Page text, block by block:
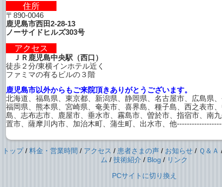
住所
〒890-0046
鹿児島市西田2-28-13
ノーサイドヒルズ303号
アクセス
ＪＲ鹿児島中央駅（西口）
徒歩２分/東横インホテル近く
ファミマの有るビルの３階
鹿児島市以外からもご来院頂きありがとうございます。
北海道、福島県、東京都、新潟県、静岡県、名古屋市、広島県
福岡県、熊本県、宮崎県、奄美市、喜界島、種子島、西之表市
島、志布志市、鹿屋市、垂水市、霧島市、曽於市、指宿市、南
置市、薩摩川内市、加治木町、蒲生町、出水市、他
トップ/ 料金・営業時間 / アクセス / 患者さまの声/ お知らせ/ Ｑ＆Ａ
ム / 技術紹介 / Blog / リンク
PCサイトに切り換え